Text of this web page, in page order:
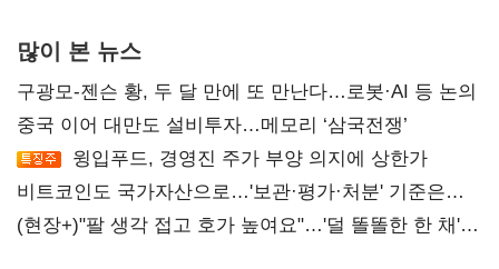
많이 본 뉴스
구광모-젠슨 황, 두 달 만에 또 만난다…로봇·AI 등 논의
중국 이어 대만도 설비투자…메모리 ‘삼국전쟁’
윙입푸드, 경영진 주가 부양 의지에 상한가
비트코인도 국가자산으로…'보관·평가·처분' 기준은
숙제
(현장+)"팔 생각 접고 호가 높여요"…'덜 똘똘한 한 채'